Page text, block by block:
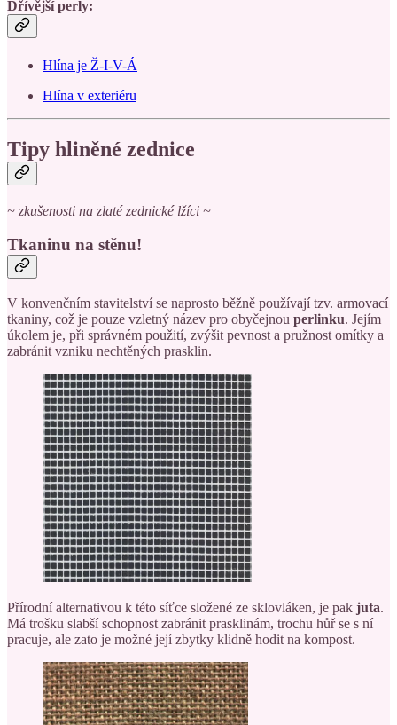
Dřívější perly:
Hlína je Ž-I-V-Á
Hlína v exteriéru
Tipy hliněné zednice
~ zkušenosti na zlaté zednické lžíci ~
Tkaninu na stěnu!
V konvenčním stavitelství se naprosto běžně používají tzv. armovací
tkaniny, což je pouze vzletný název pro obyčejnou perlinku. Jejím
úkolem je, při správném použití, zvýšit pevnost a pružnost omítky a
zabránit vzniku nechtěných prasklin.
Přírodní alternativou k této síťce složené ze sklovláken, je pak juta.
Má trošku slabší schopnost zabránit prasklinám, trochu hůř se s ní
pracuje, ale zato je možné její zbytky klidně hodit na kompost.